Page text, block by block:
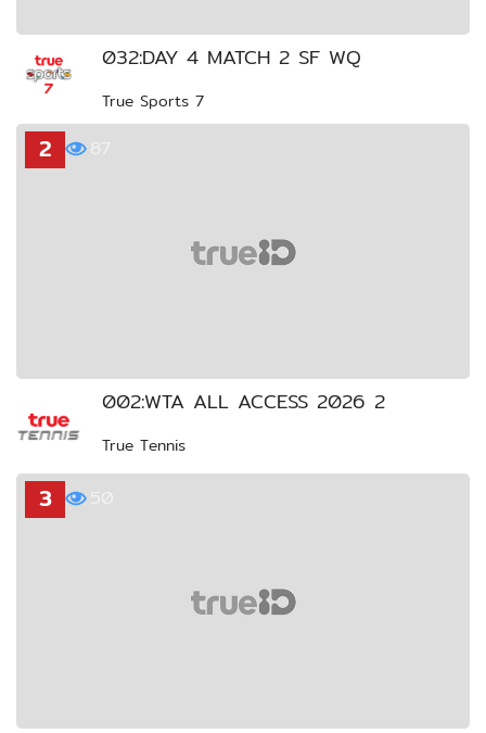
032:DAY 4 MATCH 2 SF WQ
True Sports 7
2
002:WTA ALL ACCESS 2026 2
True Tennis
3